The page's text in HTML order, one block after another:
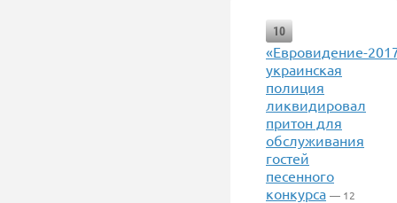
10
«Евровидение-
украинская
полиция
ликвидировал
притон для
обслуживания
гостей
песенного
конкурса — 12